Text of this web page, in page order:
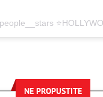
people__stars
NE PROPUSTITE